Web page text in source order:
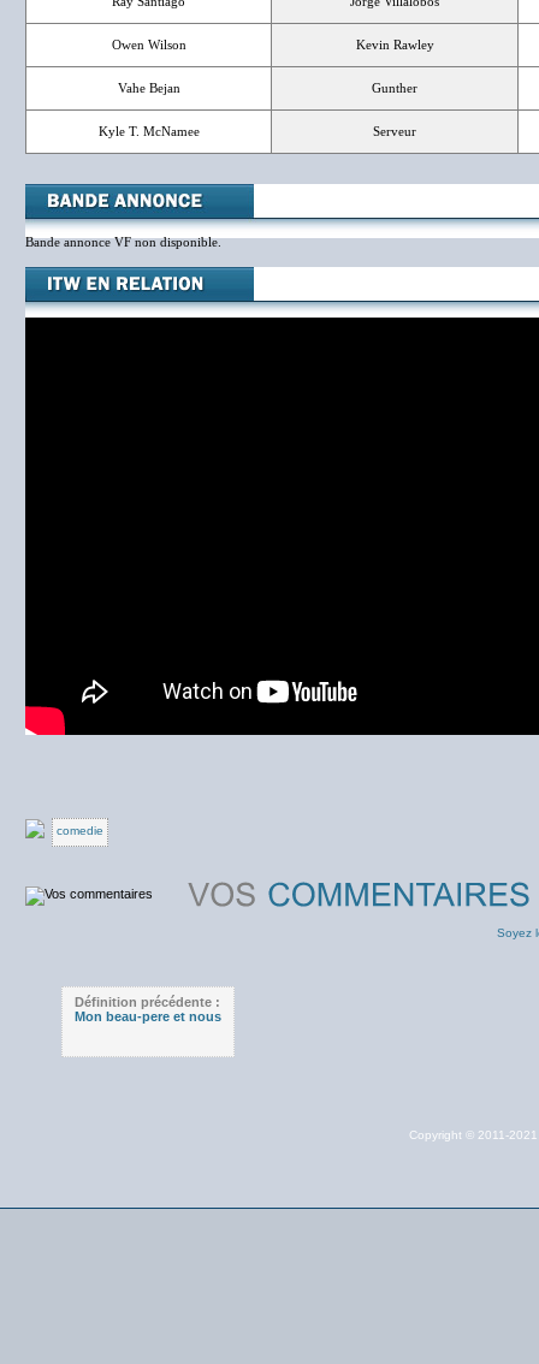
Owen Wilson Kevin Rawley
Vahe Bejan Gunther
Kyle T. McNamee Serveur
Bande annonce VF non disponible.
comedie
Soyez
Définition précédente :
Mon beau-pere et nous
Copyright © 2011-